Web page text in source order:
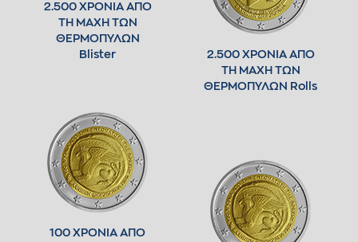
2.500 ΧΡΟΝΙΑ ΑΠΟ
ΤΗ ΜΑΧΗ ΤΩΝ
ΘΕΡΜΟΠΥΛΩΝ
Blister
2.500 ΧΡΟΝΙΑ ΑΠΟ
ΤΗ ΜΑΧΗ ΤΩΝ
ΘΕΡΜΟΠΥΛΩΝ Rolls
100 ΧΡΟΝΙΑ ΑΠΟ